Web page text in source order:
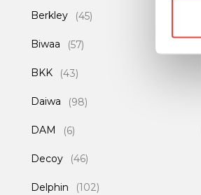
Berkley (45)
Biwaa (57)
BKK (43)
Daiwa (98)
DAM (6)
Decoy (46)
Delphin (102)